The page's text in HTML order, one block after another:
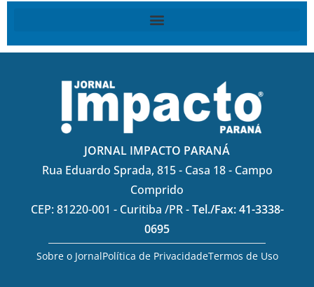
JORNAL IMPACTO PARANÁ
Rua Eduardo Sprada, 815 - Casa 18 - Campo
Comprido
CEP: 81220-001 - Curitiba /PR -Tel./Fax: 41-3338-
0695
Sobre o JornalPolítica de PrivacidadeTermos de Uso